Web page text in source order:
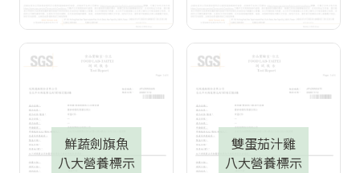
鮮蔬劍旗魚
八大營養標示
雙蛋茄汁雞
八大營養標示